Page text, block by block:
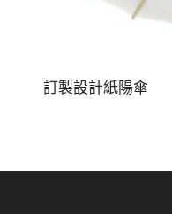
訂製設計紙陽傘